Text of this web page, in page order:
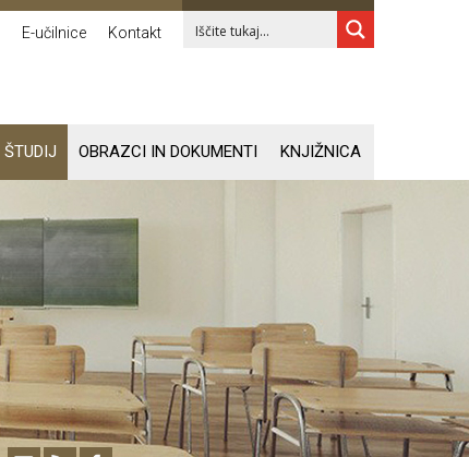
E-učilnice Kontakt
ŠTUDIJ OBRAZCI IN DOKUMENTI KNJIŽNICA